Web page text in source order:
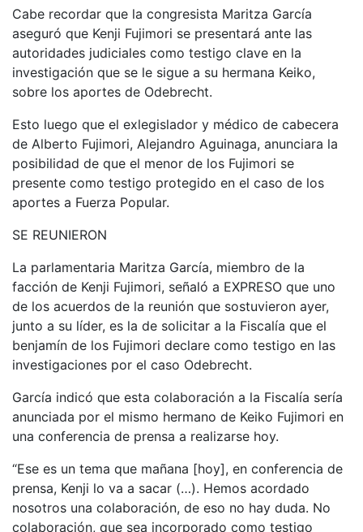
Cabe recordar que la congresista Maritza García
aseguró que Kenji Fujimori se presentará ante las
autoridades judiciales como testigo clave en la
investigación que se le sigue a su hermana Keiko,
sobre los aportes de Odebrecht.
Esto luego que el exlegislador y médico de cabecera
de Alberto Fujimori, Alejandro Aguinaga, anunciara la
posibilidad de que el menor de los Fujimori se
presente como testigo protegido en el caso de los
aportes a Fuerza Popular.
SE REUNIERON
La parlamentaria Maritza García, miembro de la
facción de Kenji Fujimori, señaló a EXPRESO que uno
de los acuerdos de la reunión que sostuvieron ayer,
junto a su líder, es la de solicitar a la Fiscalía que el
benjamín de los Fujimori declare como testigo en las
investigaciones por el caso Odebrecht.
García indicó que esta colaboración a la Fiscalía sería
anunciada por el mismo hermano de Keiko Fujimori en
una conferencia de prensa a realizarse hoy.
“Ese es un tema que mañana [hoy], en conferencia de
prensa, Kenji lo va a sacar (…). Hemos acordado
nosotros una colaboración, de eso no hay duda. No
colaboración, que sea incorporado como testigo